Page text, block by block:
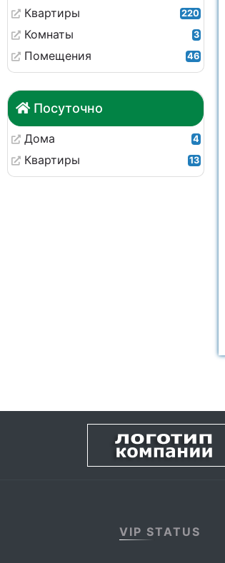
Квартиры 220
Комнаты 3
Помещения 46
Посуточно
Дома 4
Квартиры 13
VIP STATUS